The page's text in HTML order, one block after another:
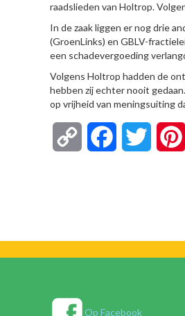
raadslieden van Holtrop.
In de zaak liggen er nog drie
(GroenLinks) en GBLV-
een schadevergoeding
Volgens Holtrop hadden de
hebben zij echter nooit
op vrijheid van meningsuiting
Copy FacebookTwitter
Op Facebook